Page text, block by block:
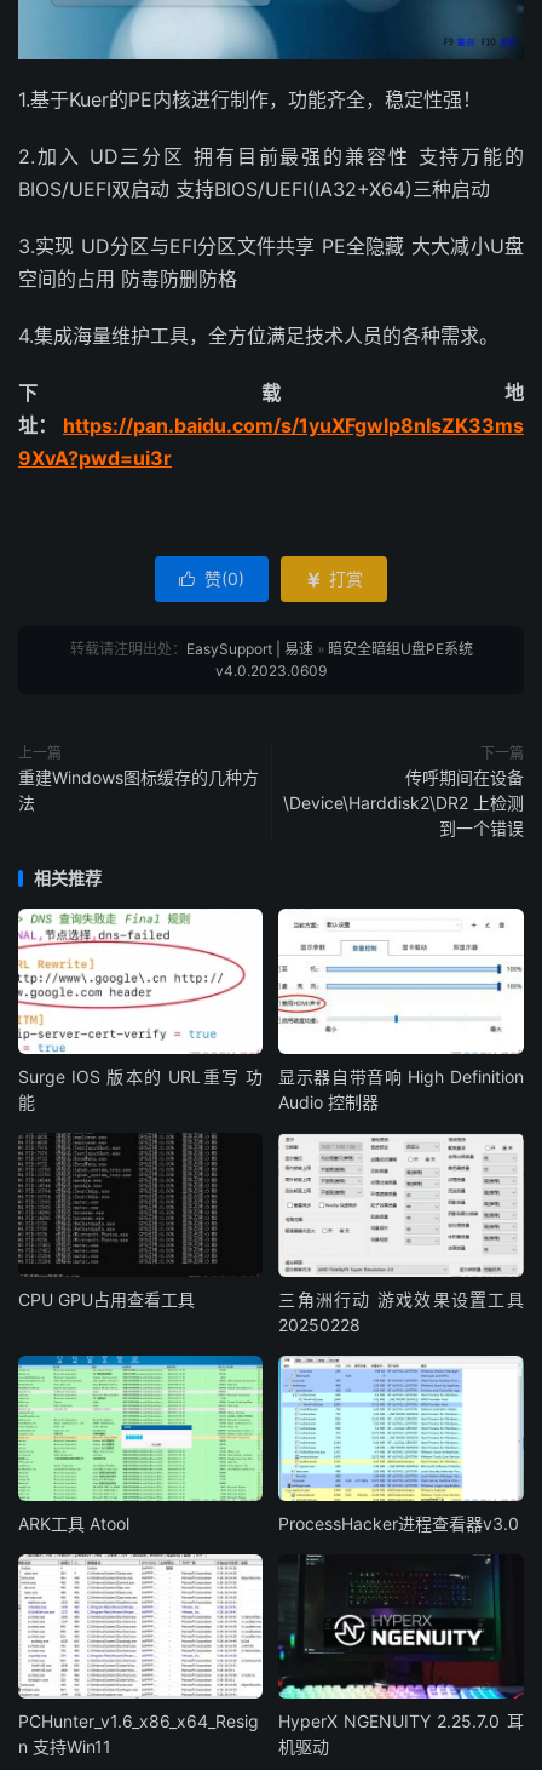
1.基于Kuer的PE内核进行制作，功能齐全，稳定性强！
2.加入 UD三分区 拥有目前最强的兼容性 支持万能的
BIOS/UEFI双启动 支持BIOS/UEFI(IA32+X64)三种启动
3.实现 UD分区与EFI分区文件共享 PE全隐藏 大大减小U盘
空间的占用 防毒防删防格
4.集成海量维护工具，全方位满足技术人员的各种需求。
下载地
址：
https://pan.baidu.com/s/1yuXFgwlp8nIsZK33ms
9XvA?pwd=ui3r
 赞(0)  打赏
转载请注明出处： EasySupport | 易速» 暗安全暗组U盘PE系统
v4.0.2023.0609
上一篇
重建Windows图标缓存的几种方
法
下一篇
传呼期间在设备
\Device\Harddisk2\DR2 上检测
到一个错误
相关推荐
Surge IOS 版本的 URL重写 功
能
显示器自带音响 High Definition
Audio 控制器
CPU GPU占用查看工具
三角洲行动 游戏效果设置工具
20250228
ARK工具 Atool ProcessHacker进程查看器v3.0
PCHunter_v1.6_x86_x64_Resig
n 支持Win11
HyperX NGENUITY 2.25.7.0 耳
机驱动